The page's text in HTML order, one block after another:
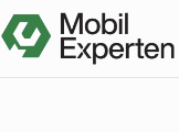
till
innehåll